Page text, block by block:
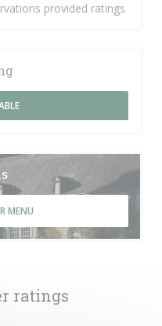
ratings
provided ratings
MENU